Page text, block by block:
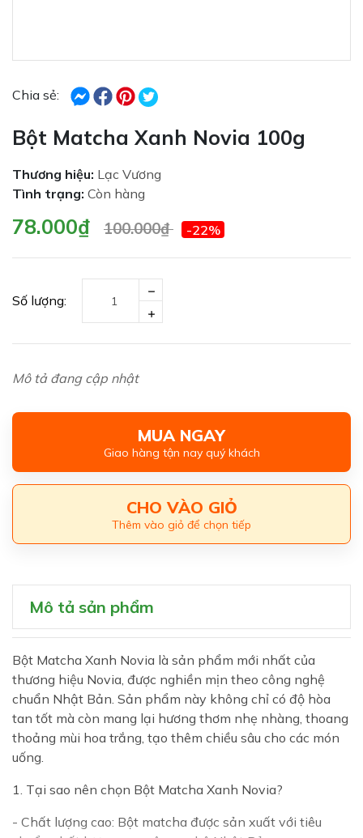
Chia sẻ:
Bột Matcha Xanh Novia 100g
Thương hiệu: Lạc Vương
Tình trạng: Còn hàng
78.000₫ 100.000₫ -22%
Số lượng:
Mô tả đang cập nhật
MUA NGAY
Giao hàng tận nay quý khách
CHO VÀO GIỎ
Thêm vào giỏ để chọn tiếp
Mô tả sản phẩm
Bột Matcha Xanh Novia là sản phẩm mới nhất của
thương hiệu Novia, được nghiền mịn theo công nghệ
chuẩn Nhật Bản. Sản phẩm này không chỉ có độ hòa
tan tốt mà còn mang lại hương thơm nhẹ nhàng, thoang
thoảng mùi hoa trắng, tạo thêm chiều sâu cho các món
uống.
1. Tại sao nên chọn Bột Matcha Xanh Novia?
- Chất lượng cao: Bột matcha được sản xuất với tiêu